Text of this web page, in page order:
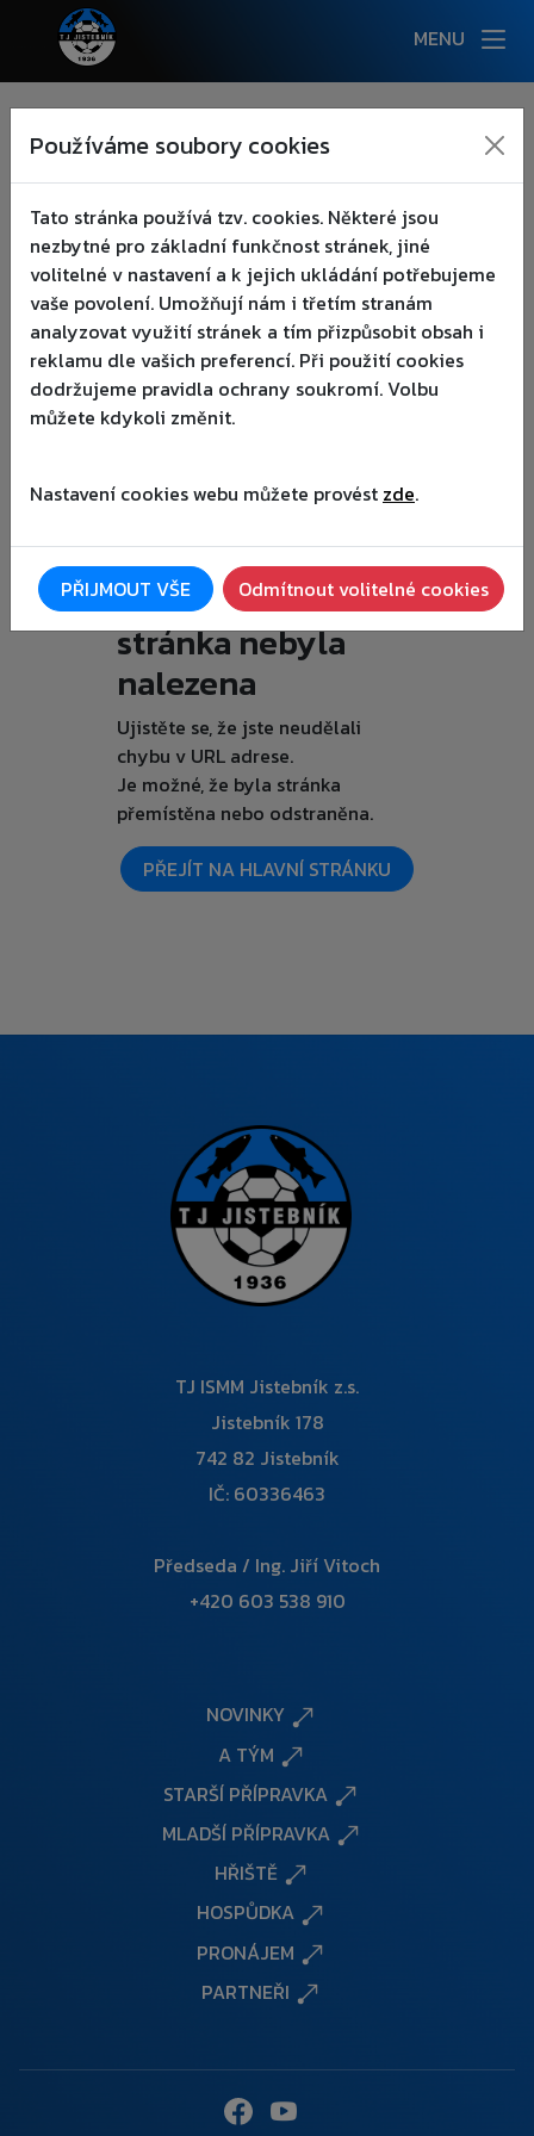
MENU
AKCE▾
KLUB▾
TÝMY▾
AREÁL▾
PARTNEŘI
:(
Je nám líto, ale
požadovaná
stránka nebyla
nalezena
Ujistěte se, že jste neudělali
chybu v URL adrese.
Je možné, že byla stránka
přemístěna nebo odstraněna.
PŘEJÍT NA HLAVNÍ STRÁNKU
TJ ISMM Jistebník z.s.
Jistebník 178
742 82 Jistebník
IČ: 60336463
Předseda / Ing. Jiří Vitoch
+420 603 538 910
NOVINKY
A TÝM
STARŠÍ PŘÍPRAVKA
MLADŠÍ PŘÍPRAVKA
HŘIŠTĚ
HOSPŮDKA
PRONÁJEM
PARTNEŘI
Používáme soubory cookies
Tato stránka používá tzv. cookies. Některé jsou
nezbytné pro základní funkčnost stránek, jiné
volitelné v nastavení a k jejich ukládání potřebujeme
vaše povolení. Umožňují nám i třetím stranám
analyzovat využití stránek a tím přizpůsobit obsah i
reklamu dle vašich preferencí. Při použití cookies
dodržujeme pravidla ochrany soukromí. Volbu
můžete kdykoli změnit.
Nastavení cookies webu můžete provést zde.
PŘIJMOUT VŠE Odmítnout volitelné cookies